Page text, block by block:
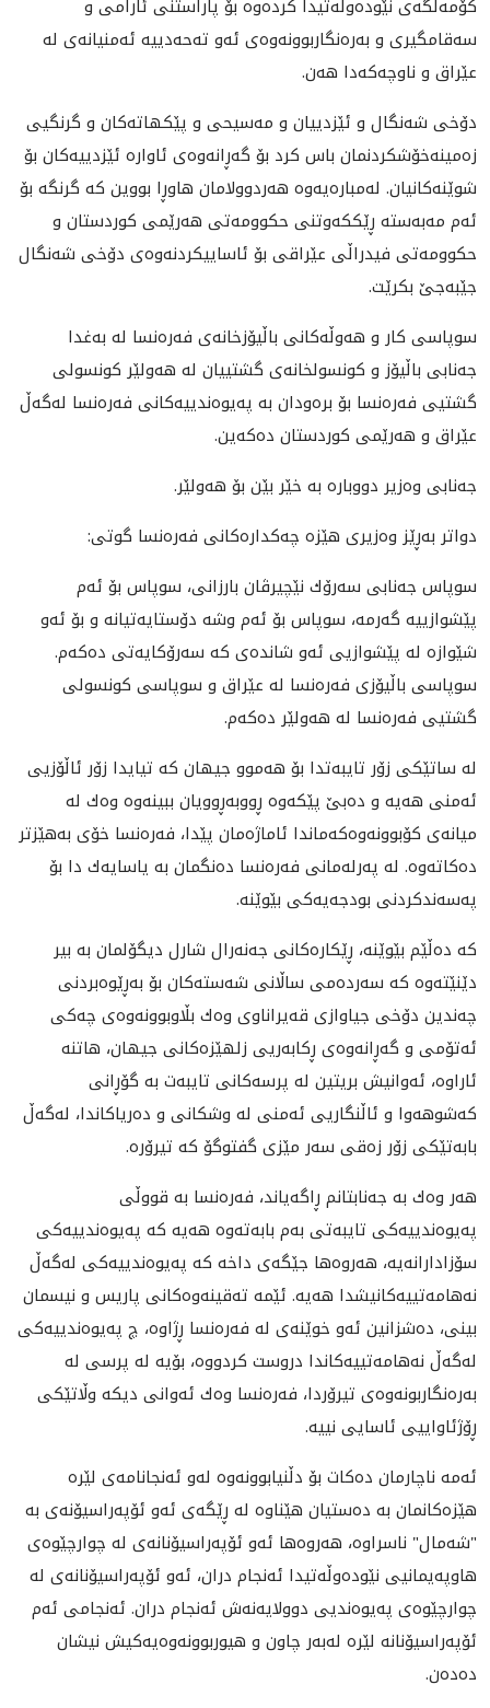
كۆمه‌ڵگه‌ى نێوده‌وڵه‌تيدا كرده‌وه‌ بۆ پاراستنى ئارامى و
سه‌قامگيرى و به‌ره‌نگاربوونه‌وه‌ى ئه‌و ته‌حه‌دييه‌ ئه‌منيانه‌ى له‌
عێراق و ناوچه‌كه‌دا هه‌ن.
دۆخى شه‌نگال و ئێزدييان و مه‌سيحى و پێكهاته‌كان و گرنگيى
زه‌مينه‌خۆشكردنمان باس كرد بۆ گه‌ڕانه‌وه‌ى ئاواره‌ ئێزدييه‌كان بۆ
شوێنه‌كانيان. له‌مباره‌يه‌وه‌ هه‌ردوولامان هاوڕا بووين كه‌ گرنگه‌ بۆ
ئه‌م مه‌به‌سته‌ ڕێككه‌وتنى حكوومه‌تى هه‌رێمى كوردستان و
حكوومه‌تى فيدراڵى عێراقى بۆ ئاساييكردنه‌وه‌ى دۆخى شه‌نگال
جێبه‌جێ بكرێت.
سوپاسى كار و هه‌وڵه‌كانى باڵيۆزخانه‌ى فه‌ره‌نسا له‌ به‌غدا
جه‌نابی باڵيۆز و كونسولخانه‌ى گشتييان له‌ هه‌ولێر كونسولی
گشتيی فه‌ره‌نسا بۆ بره‌ودان به‌ په‌يوه‌ندييه‌كانى فه‌ره‌نسا له‌گه‌ڵ
عێراق و هه‌رێمى كوردستان ده‌كه‌ين.
جه‌نابی وه‌زیر دووباره‌ به‌ خێر بێن بۆ هه‌ولێر.
دواتر به‌ڕێز وه‌زيرى هێزه‌ چه‌كداره‌كانى فه‌ره‌نسا گوتى:
سوپاس جه‌نابى سه‌رۆك نێچيرڤان بارزانى، سوپاس بۆ ئه‌م
پێشوازييه‌ گه‌رمه‌، سوپاس بۆ ئه‌م وشه‌ دۆستايه‌تيانه‌ و بۆ ئه‌و
شێوازه‌ له‌ پێشوازيى ئه‌و شانده‌ى كه‌ سه‌رۆكايه‌تى ده‌كه‌م.
سوپاسى باڵيۆزى فه‌ره‌نسا له‌ عێراق و سوپاسى كونسولى
گشتيى فه‌ره‌نسا له‌ هه‌ولێر ده‌كه‌م.
له‌ ساتێكى زۆر تايبه‌تدا بۆ هه‌موو جيهان كه‌ تيايدا زۆر ئاڵۆزيى
ئه‌منى هه‌يه‌ و ده‌بێ پێكه‌وه‌ ڕووبه‌ڕوويان ببينه‌وه‌ وه‌ك‌ له‌
ميانه‌ى كۆبوونه‌وه‌كه‌ماندا ئاماژه‌مان پێدا، فه‌ره‌نسا خۆى به‌هێزتر
ده‌كاته‌وه.‌ له‌ په‌رله‌مانى فه‌ره‌نسا ده‌نگمان به‌ ياسايه‌ك دا بۆ
په‌سه‌ندكردنى بودجه‌يه‌كى بێوێنه‌.
كه‌ ده‌ڵێم بێوێنه‌، ڕێكاره‌كانى جه‌نه‌رال شارل ديگۆلمان به‌ بير
دێنێته‌وه‌ كه‌ سه‌رده‌مى ساڵانى شه‌سته‌كان بۆ به‌ڕێوه‌بردنى
چه‌ندين دۆخى جياوازى قه‌يراناوى وه‌ك بڵاوبوونه‌وه‌ى چه‌كى
ئه‌تۆمى و گه‌ڕانه‌وه‌ى ڕكابه‌ريى زلهێزه‌كانى جيهان، هاتنه‌
ئاراوه‌، ئه‌وانيش بريتين له‌ پرسه‌كانى تايبه‌ت به‌ گۆڕانى
كه‌شوهه‌وا و ئاڵنگاريى ئه‌منى له‌ وشكانى و ده‌رياكاندا، له‌گه‌ڵ
بابه‌تێكى زۆر زه‌قى ‌سه‌ر مێزى گفتوگۆ‌ كه‌ تيرۆره‌.
هه‌ر وه‌ك به‌ جه‌نابتانم ڕاگه‌ياند، فه‌ره‌نسا به‌ قووڵى
په‌يوه‌ندييه‌كى تايبه‌تى به‌م بابه‌ته‌وه‌ هه‌يه‌ كه‌ په‌يوه‌ندييه‌كى
سۆزادارانه‌يه‌، هه‌روه‌ها جێگه‌ى داخه‌‌ كه‌ په‌يوه‌ندييه‌كى له‌گه‌ڵ
نه‌هامه‌تييه‌كانيشدا هه‌يه‌. ئێمه‌ ته‌قينه‌وه‌كانى پاريس و نيسمان
بينى، ده‌شزانين ئه‌و خوێنه‌ى له‌ فه‌ره‌نسا ڕژاوه‌، چ په‌يوه‌ندييه‌كى
له‌گه‌ڵ نه‌هامه‌تييه‌كاندا دروست كردووه‌، بۆيه‌ له‌ پرسى له‌
به‌ره‌نگاربونه‌وه‌ى تيرۆردا، فه‌ره‌نسا وه‌ك ئه‌وانى ديكه‌ وڵاتێكى
ڕۆژئاواييى ئاسايى نييه‌.
ئه‌مه‌ ناچارمان ده‌كات بۆ دڵنيابوونه‌وه‌ له‌و ئه‌نجانامه‌ى لێره‌‌
هێزه‌كانمان به‌ ده‌ستيان هێناوه‌ له‌ ڕێگه‌ى ئه‌و ئۆپه‌راسيۆنه‌ى به‌
"شه‌مال" ناسراوه‌، هه‌روه‌ها ئه‌و ئۆپه‌راسيۆنانه‌ى له‌ چوارچێوه‌ى
هاوپه‌يمانيى نێوده‌وڵه‌تيدا ئه‌نجام دران، ئه‌و ئۆپه‌راسيۆنانه‌ى له‌
چوارچێوه‌ى په‌يوه‌نديى دوولايه‌نه‌ش ئه‌نجام دران. ئه‌نجامى ئه‌م
ئۆپه‌راسيۆنانه‌ لێره‌ له‌به‌ر چاون و هيوربوونه‌وه‌يه‌كيش نيشان
ده‌ده‌ن.